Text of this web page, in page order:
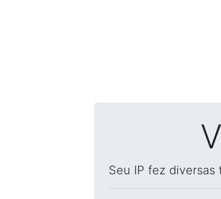
Seu IP fez